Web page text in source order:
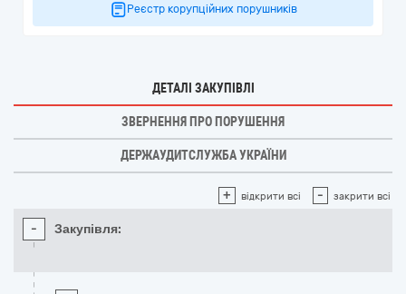
Реєстр корупційних порушників
ДЕТАЛІ ЗАКУПІВЛІ
ЗВЕРНЕННЯ ПРО ПОРУШЕННЯ
ДЕРЖАУДИТСЛУЖБА УКРАЇНИ
+ відкрити всі - закрити всі
- Закупівля: